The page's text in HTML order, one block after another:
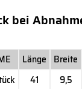
bei
Länge Breite
41 9,5